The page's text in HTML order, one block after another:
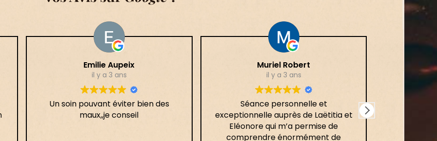
Emilie Aupeix
il y a 3 ans
Un soin pouvant éviter bien des
maux,,je conseil
Muriel Robert
il y a 3 ans
Séance personnelle et
exceptionnelle auprès de Laëtitia et
Eléonore qui m’a permise de
comprendre énormément de